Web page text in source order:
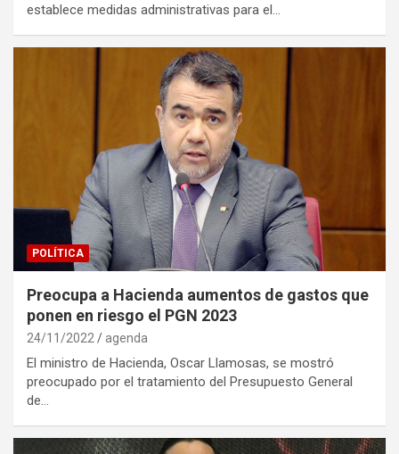
establece medidas administrativas para el…
POLÍTICA
Preocupa a Hacienda aumentos de gastos que
ponen en riesgo el PGN 2023
24/11/2022 agenda
El ministro de Hacienda, Oscar Llamosas, se mostró
preocupado por el tratamiento del Presupuesto General
de…